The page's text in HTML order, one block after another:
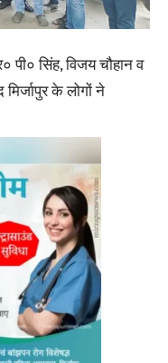
पी० सिंह, विजय चौहान व
के लोगों ने